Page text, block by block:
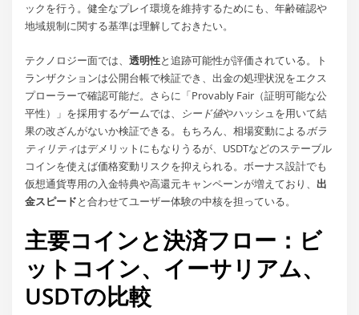
ックを行う。健全なプレイ環境を維持するためにも、年齢確認や
地域規制に関する基準は理解しておきたい。
テクノロジー面では、透明性と追跡可能性が評価されている。ト
ランザクションは公開台帳で検証でき、出金の処理状況をエクス
プローラーで確認可能だ。さらに「Provably Fair（証明可能な公
平性）」を採用するゲームでは、
シード値やハッシュを用いて結
果の改ざんがないか検証できる。もちろん、相場変動によるボラ
ティリティはデメリットにもなりうるが、USDTなどのステーブル
コインを使えば価格変動リスクを抑えられる。ボーナス設計でも
仮想通貨専用の入金特典や高還元キャンペーンが増えており、出
金スピードと合わせてユーザー体験の中核を担っている。
主要コインと決済フロー：ビ
ットコイン、イーサリアム、
USDTの比較